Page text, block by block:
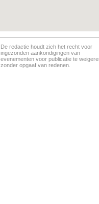
De redactie houdt zich het recht voor
ingezonden aankondigingen van
evenementen voor publicatie te
zonder opgaaf van redenen.